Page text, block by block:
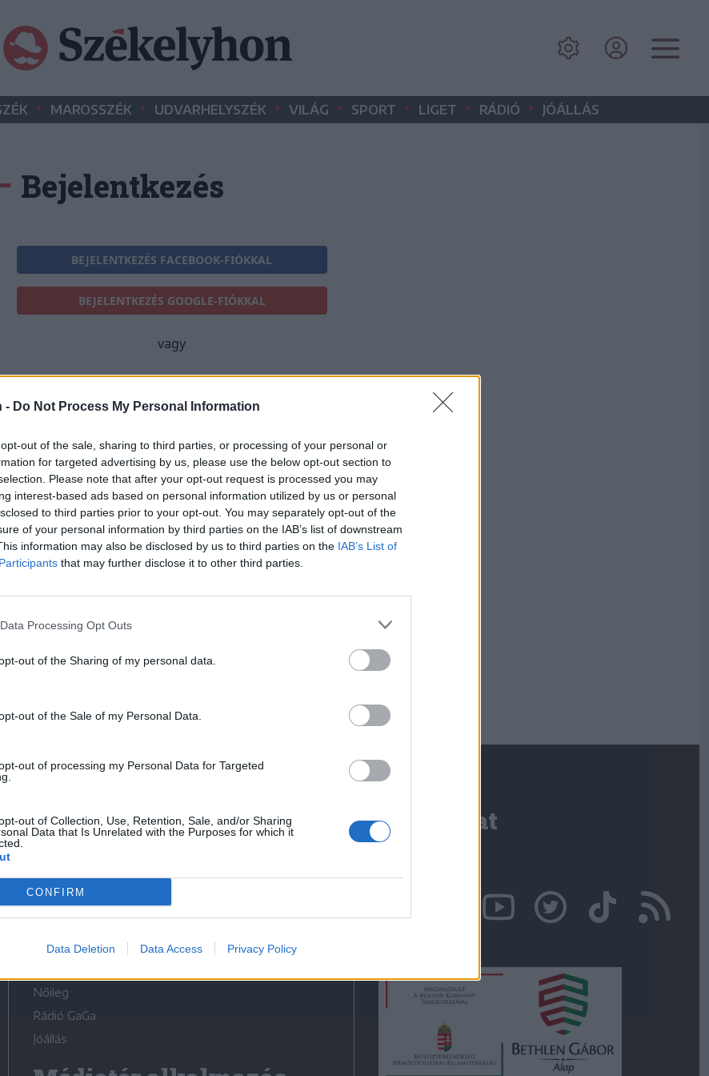
- Do Not Process My Personal Information
out of the sale, sharing to third parties, or processing of your personal or
for targeted advertising by us, please use the below opt-out section to
Please note that after your opt-out request is processed you may
interest-based ads based on personal information utilized by us or personal
to third parties prior to your opt-out. You may separately opt-out of the
of your personal information by third parties on the IAB’s list of downstream
information may also be disclosed by us to third parties on the IAB’s List of
that may further disclose it to other third parties.
Processing Opt Outs
out of the Sharing of my personal data.
out of the Sale of my Personal Data.
out of processing my Personal Data for Targeted
out of Collection, Use, Retention, Sale, and/or Sharing
Data that Is Unrelated with the Purposes for which it
CONFIRM
Data Deletion Data Access Privacy Policy
• MAROSSZÉK • UDVARHELYSZÉK • VILÁG • SPORT • LIGET • RÁDIÓ • JÓÁLLÁS
Bejelentkezés
BEJELENTKEZÉS FACEBOOK-FIÓKKAL
BEJELENTKEZÉS GOOGLE-FIÓKKAL
vagy
E-mail-cím
Jelszó
Elfelejtette a jelszavát?
BEJELENTKEZÉS
Médiatér
Liget
Krónika
Bihari Napló
Erdélyi Napló
Nőileg
Rádió GaGa
Jóállás
Kapcsolat